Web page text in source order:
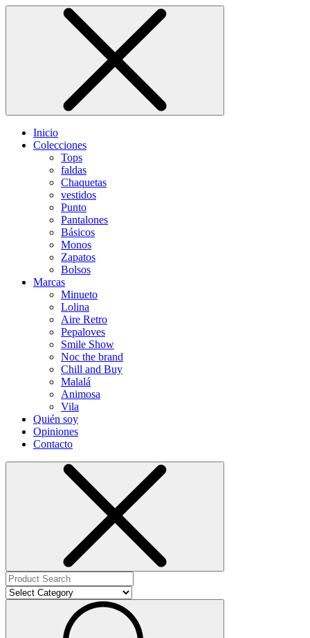
Inicio
Colecciones
Tops
faldas
Chaquetas
vestidos
Punto
Pantalones
Básicos
Monos
Zapatos
Bolsos
Marcas
Minueto
Lolina
Aire Retro
Pepaloves
Smile Show
Noc the brand
Chill and Buy
Malalá
Animosa
Vila
Quién soy
Opiniones
Contacto